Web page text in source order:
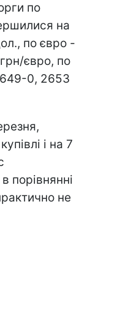
по
на
по євро -
євро, по
0, 2653
і на 7
порівнянні
не